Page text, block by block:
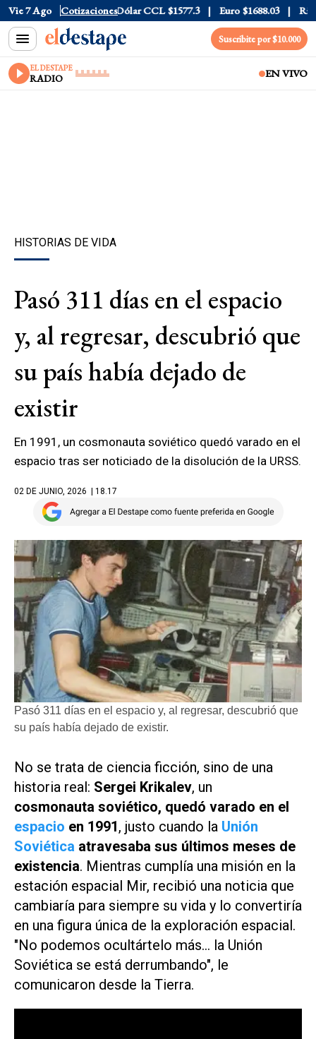
Vie 7 Ago Cotizaciones
Dólar Blue $1530 Dólar CCL $1577.3 Euro $1688.03 Riesgo
Suscribite por $10.000
EL DESTAPE
RADIO EN VIVO
HISTORIAS DE VIDA
Pasó 311 días en el espacio
y, al regresar, descubrió que
su país había dejado de
existir
En 1991, un cosmonauta soviético quedó varado en el
espacio tras ser noticiado de la disolución de la URSS.
02 DE JUNIO, 2026 | 18.17
Pasó 311 días en el espacio y, al regresar, descubrió que
su país había dejado de existir.
No se trata de ciencia ficción, sino de una
historia real: Sergei Krikalev, un
cosmonauta soviético, quedó varado en el
espacio en 1991, justo cuando la Unión
Soviética atravesaba sus últimos meses de
existencia. Mientras cumplía una misión en la
estación espacial Mir, recibió una noticia que
cambiaría para siempre su vida y lo convertiría
en una figura única de la exploración espacial.
"No podemos ocultártelo más… la Unión
Soviética se está derrumbando", le
comunicaron desde la Tierra.